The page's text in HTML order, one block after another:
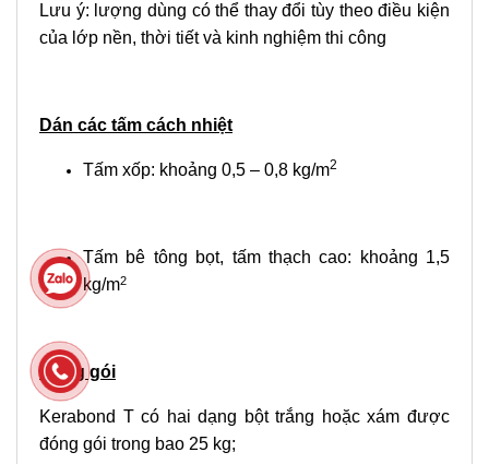
Lưu ý: lượng dùng có thể thay đổi tùy theo điều kiện
của lớp nền, thời tiết và kinh nghiệm thi công
Dán các tấm cách nhiệt
Tấm xốp: khoảng 0,5 – 0,8 kg/m2
Tấm bê tông bọt, tấm thạch cao: khoảng 1,5
kg/m2
Đóng gói
Kerabond T có hai dạng bột trắng hoặc xám được
đóng gói trong bao 25 kg;